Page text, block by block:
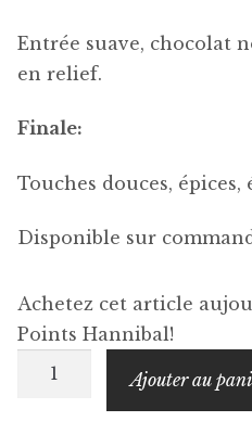
Entrée suave, chocolat
en relief.
Finale:
Touches douces,
Disponible sur
Achetez cet article
Points Hannibal!
quantité
Ajouter au